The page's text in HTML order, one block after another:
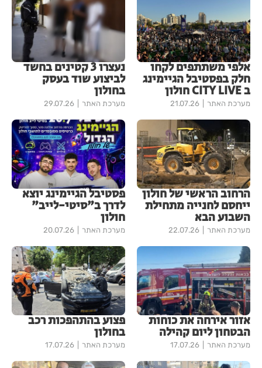
אלפי משתתפים לקחו
חלק בפסטיבל הגיימינג
ב CITY LIVE חולון
מערכת האתר 21.07.26
נעצרו 3 קטינים בחשד
לביצוע שוד בעסק
בחולון
מערכת האתר 29.07.26
הרחוב הראשי של חולון
ייחסם לחנייה מתחילת
השבוע הבא
מערכת האתר 22.07.26
פסטיבל הגיימינג יוצא
לדרך ב"סיטי-לייב"
חולון
מערכת האתר 20.07.26
אזור אירחה את כוחות
הבטחון ליום קהילה
מערכת האתר 17.07.26
פצוע בהתהפכות רכב
בחולון
מערכת האתר 17.07.26